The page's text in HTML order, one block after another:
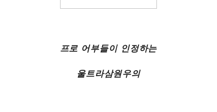
프로 어부들이 인정하는
울트라삼원우의